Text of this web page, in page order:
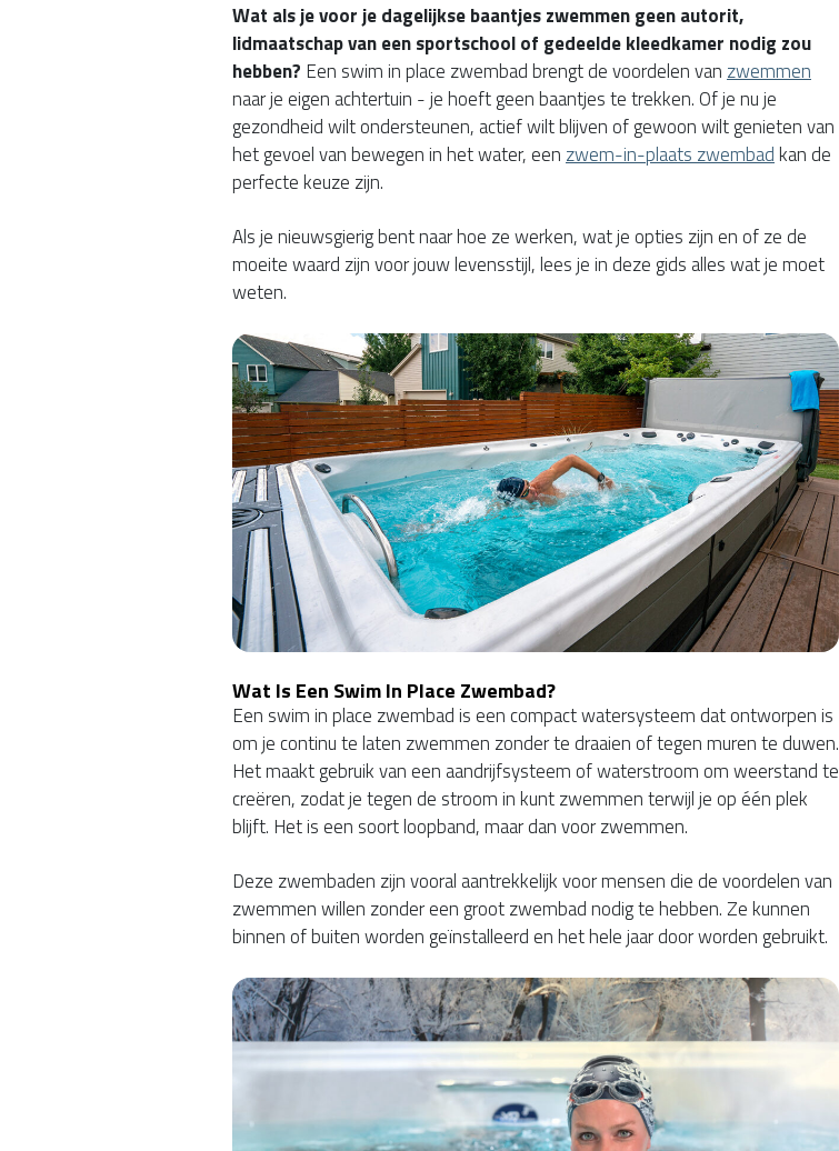
Wat als je voor je dagelijkse baantjes zwemmen geen autorit,
lidmaatschap van een sportschool of gedeelde kleedkamer nodig zou
hebben? Een swim in place zwembad brengt de voordelen vanzwemmen
naar je eigen achtertuin - je hoeft geen baantjes te trekken. Of je nu je
gezondheid wilt ondersteunen, actief wilt blijven of gewoon wilt genieten van
het gevoel van bewegen in het water, eenzwem-in-plaats zwembadkan de
perfecte keuze zijn.
Als je nieuwsgierig bent naar hoe ze werken, wat je opties zijn en of ze de
moeite waard zijn voor jouw levensstijl, lees je in deze gids alles wat je moet
weten.
Wat Is Een Swim In Place Zwembad?
Een swim in place zwembad is een compact watersysteem dat ontworpen is
om je continu te laten zwemmen zonder te draaien of tegen muren te duwen.
Het maakt gebruik van een aandrijfsysteem of waterstroom om weerstand te
creëren, zodat je tegen de stroom in kunt zwemmen terwijl je op één plek
blijft. Het is een soort loopband, maar dan voor zwemmen.
Deze zwembaden zijn vooral aantrekkelijk voor mensen die de voordelen van
zwemmen willen zonder een groot zwembad nodig te hebben. Ze kunnen
binnen of buiten worden geïnstalleerd en het hele jaar door worden gebruikt.